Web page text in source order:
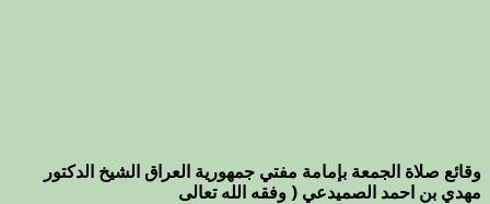
وقائع صلاة الجمعة بإمامة مفتي جمهورية العراق الشيخ الدكتور
مهدي بن احمد الصميدعي ( وفقه الله تعالى